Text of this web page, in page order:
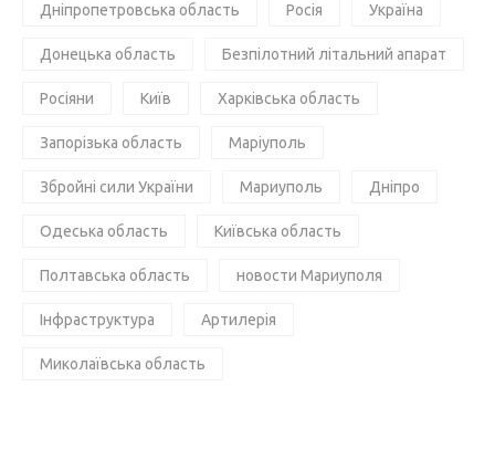
Дніпропетровська область Росія Україна
Донецька область Безпілотний літальний апарат
Росіяни Київ Харківська область
Запорізька область Маріуполь
Збройні сили України Мариуполь Дніпро
Одеська область Київська область
Полтавська область новости Мариуполя
Інфраструктура Артилерія
Миколаївська область